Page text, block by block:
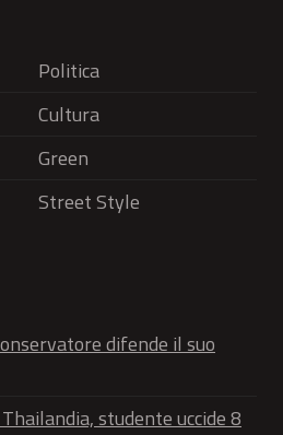
Politica
Cultura
Green
Street Style
difende il suo
studente uccide 8